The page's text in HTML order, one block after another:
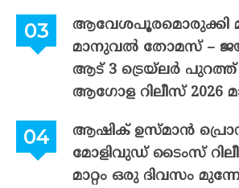
ആവേശപൂരമൊരുക്കി
മാനുവൽ തോമസ് –
ആട് 3 ട്രെയ്‌ലർ പുറത്ത് ;
ആഗോള റിലീസ് 2026
ആഷിക് ഉസ്മാൻ
മോളിവുഡ് ടൈംസ്
മാറ്റം ഒരു ദിവസം